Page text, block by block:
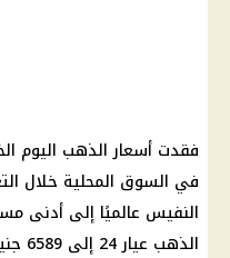
في السوق المحلية خلال